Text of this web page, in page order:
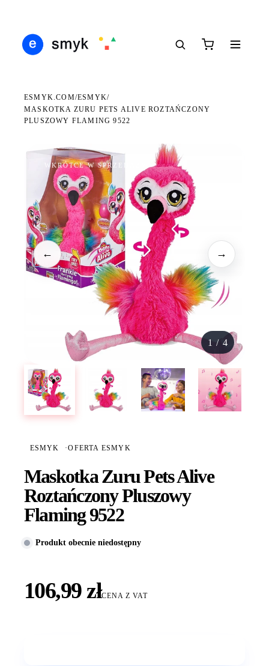
ESMYK.COM/ESMYK/
MASKOTKA ZURU PETS ALIVE ROZTAŃCZONY
PLUSZOWY FLAMING 9522
WKRÓTCE W SPRZEDAŻY
← →
1 / 4
ESMYK ·OFERTA ESMYK
Maskotka Zuru Pets Alive
Roztańczony Pluszowy
Flaming 9522
Produkt obecnie niedostępny
106,99 złCENA Z VAT